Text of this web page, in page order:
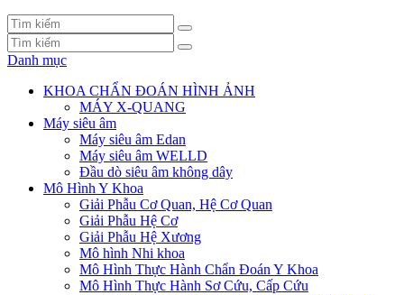
Danh mục
KHOA CHẨN ĐOÁN HÌNH ẢNH
MÁY X-QUANG
Máy siêu âm
Máy siêu âm Edan
Máy siêu âm WELLD
Đầu dò siêu âm không dây
Mô Hình Y Khoa
Giải Phẫu Cơ Quan, Hệ Cơ Quan
Giải Phẫu Hệ Cơ
Giải Phẫu Hệ Xương
Mô hình Nhi khoa
Mô Hình Thực Hành Chẩn Đoán Y Khoa
Mô Hình Thực Hành Sơ Cứu, Cấp Cứu